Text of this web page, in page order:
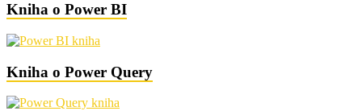
Kniha o Power BI
Kniha o Power Query